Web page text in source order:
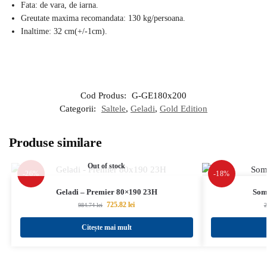
Fata: de vara, de iarna.
Greutate maxima recomandata: 130 kg/persoana.
Inaltime: 32 cm(+/-1cm).
Cod Produs:
G-GE180x200
Categorii:
Saltele, Geladi, Gold Edition
Produse similare
-26%
Out of stock
Geladi – Premier 80×190 23H
984.74lei 725.82lei
Citește mai mult
-18%